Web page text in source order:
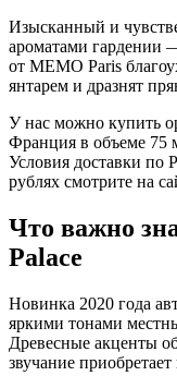
Изысканный и
ароматами
от MEMO Paris
янтарем и дразнят
У нас можно купить
Франция в объеме 75
Условия доставки
рублях смотрите на
Что важно
Palace
Новинка 2020 года
яркими тонами
Древесные акценты
звучание